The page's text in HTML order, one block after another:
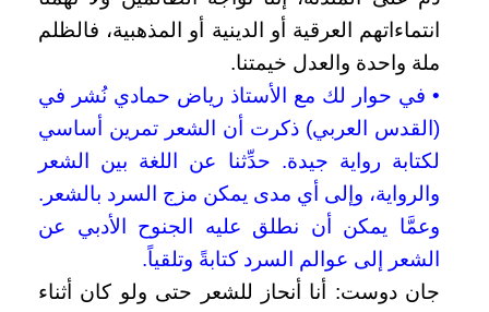
انتماءاتهم العرقية أو الدينية أو المذهبية، فالظلم
ملة واحدة والعدل خيمتنا.
• في حوار لك مع الأستاذ رياض حمادي نُشر في
(القدس العربي) ذكرت أن الشعر تمرين أساسي
لكتابة رواية جيدة. حدِّثنا عن اللغة بين الشعر
والرواية، وإلى أي مدى يمكن مزج السرد بالشعر.
وعمَّا يمكن أن نطلق عليه الجنوح الأدبي عن
الشعر إلى عوالم السرد كتابةً وتلقياً.
جان دوست: أنا أنحاز للشعر حتى ولو كان أثناء